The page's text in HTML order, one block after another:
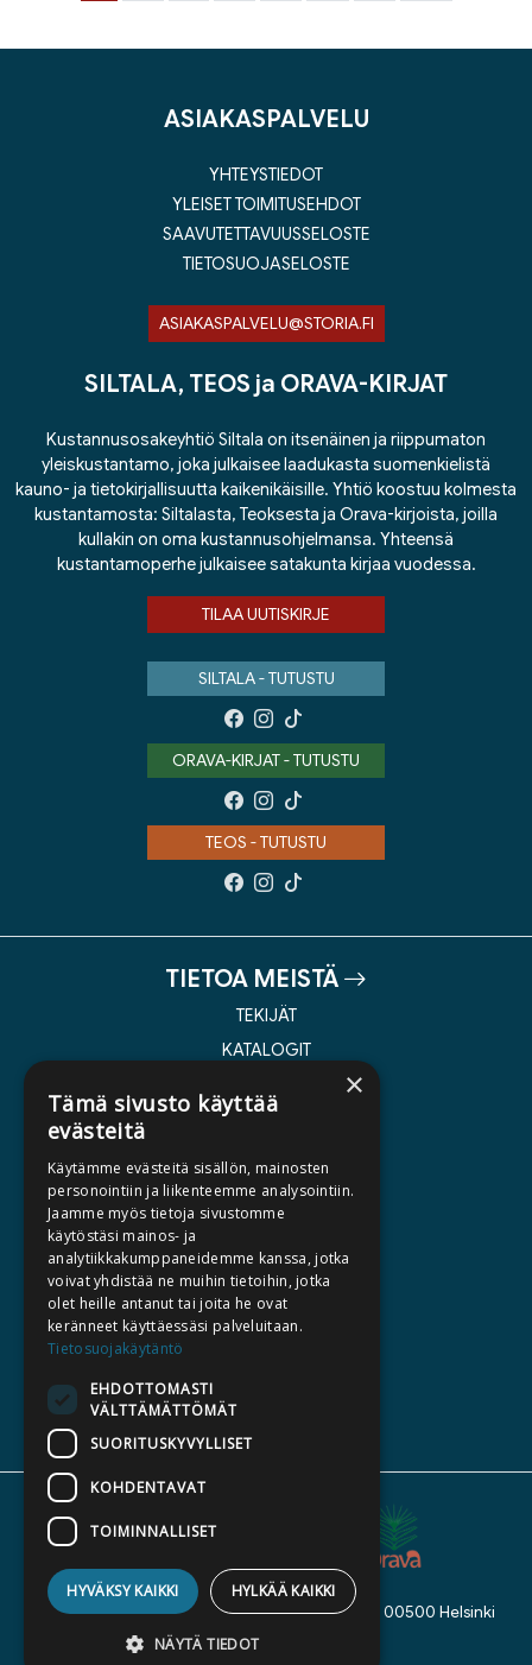
ASIAKASPALVELU
YHTEYSTIEDOT
YLEISET TOIMITUSEHDOT
SAAVUTETTAVUUSSELOSTE
TIETOSUOJASELOSTE
ASIAKASPALVELU@STORIA.FI
SILTALA, TEOS ja ORAVA-KIRJAT
Kustannusosakeyhtiö Siltala on itsenäinen ja riippumaton
yleiskustantamo, joka julkaisee laadukasta suomenkielistä
kauno- ja tietokirjallisuutta kaikenikäisille. Yhtiö koostuu kolmesta
kustantamosta: Siltalasta, Teoksesta ja Orava-kirjoista, joilla
kullakin on oma kustannusohjelmansa. Yhteensä
kustantamoperhe julkaisee satakunta kirjaa vuodessa.
TILAA UUTISKIRJE
SILTALA - TUTUSTU
ORAVA-KIRJAT - TUTUSTU
TEOS - TUTUSTU
TIETOA MEISTÄ
TEKIJÄT
KATALOGIT
KIRJA TILAUSTYÖNÄ
MEDIALLE
LASKUTUSOSOITTEET
SILTALA.FI
ENNAKKOTILATTAVAT
LAHJAKORTTI
Kustannusosakeyhtiö Siltala, Suvilahdenkatu 7, 00500 Helsinki
© 2026 Siltala
×
Tämä sivusto käyttää
evästeitä
Käytämme evästeitä sisällön, mainosten
personointiin ja liikenteemme analysointiin.
Jaamme myös tietoja sivustomme
käytöstäsi mainos- ja
analytiikkakumppaneidemme kanssa, jotka
voivat yhdistää ne muihin tietoihin, jotka
olet heille antanut tai joita he ovat
keränneet käyttäessäsi palveluitaan.
Tietosuojakäytäntö
EHDOTTOMASTI
VÄLTTÄMÄTTÖMÄT
SUORITUSKYVYLLISET
KOHDENTAVAT
TOIMINNALLISET
HYVÄKSY KAIKKI HYLKÄÄ KAIKKI
NÄYTÄ TIEDOT